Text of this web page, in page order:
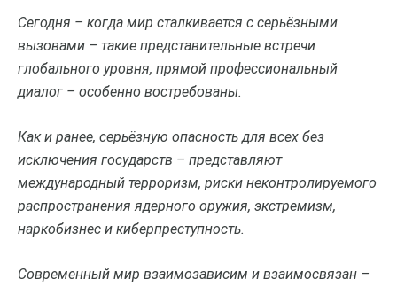
Сегодня – когда мир сталкивается с серьёзными
вызовами – такие представительные встречи
глобального уровня, прямой профессиональный
диалог – особенно востребованы.
Как и ранее, серьёзную опасность для всех без
исключения государств – представляют
международный терроризм, риски неконтролируемого
распространения ядерного оружия, экстремизм,
наркобизнес и киберпреступность.
Современный мир взаимозависим и взаимосвязан –